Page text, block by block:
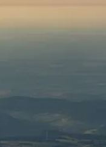
verschiedene
sehen Sie sich
90 Minuten, das
Vorbereitung und